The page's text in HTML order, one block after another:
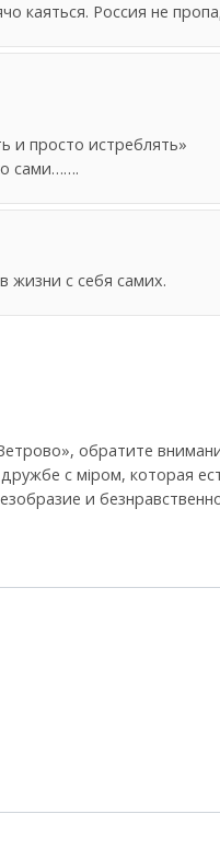
каяться. Россия не
и просто истреблять»
сами…….
жизни с себя самих.
обратите
с мiром, которая
и